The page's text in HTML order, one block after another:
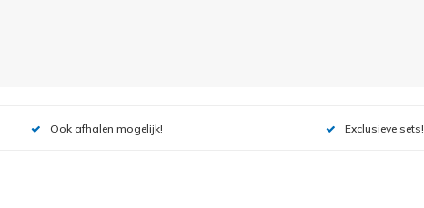
Ook afhalen mogelijk! Exclusieve sets!